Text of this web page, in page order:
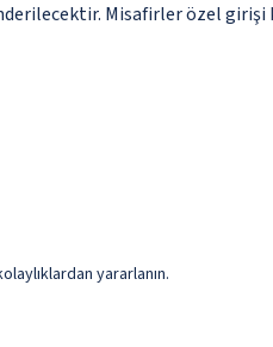
Misafirler özel
yararlanın.